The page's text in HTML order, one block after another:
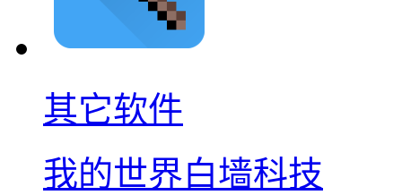
其它软件
我的世界白墙科技